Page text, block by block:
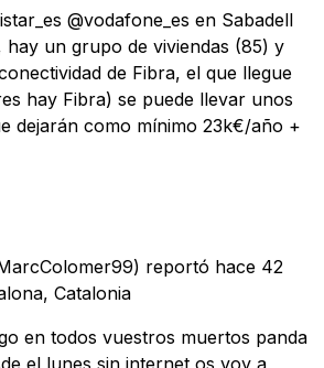
@vodafone_es en Sabadell
hay un grupo de viviendas (85) y
de Fibra, el que llegue
hay Fibra) se puede llevar unos
dejarán como mínimo 23k€/año +
reportó hace 42
Catalonia
en todos vuestros muertos panda
el lunes sin internet os voy a